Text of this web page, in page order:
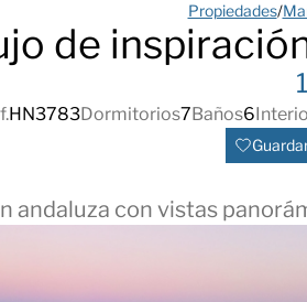
Propiedades/
de
HN3783Dormitorios7Baños6
andaluza con vistas